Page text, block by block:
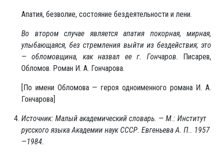
Апатия, безволие, состояние бездеятельности и лени.
Во втором случае является апатия покорная, мирная,
улыбающаяся, без стремления выйти из бездействия; это
— обломовщина, как назвал ее г. Гончаров. Писарев,
Обломов. Роман И. А. Гончарова.
[По имени Обломова — героя одноименного романа И. А.
Гончарова]
Источник: Малый академический словарь. — М.: Институт
русского языка Академии наук СССР. Евгеньева А. П.. 1957
—1984.